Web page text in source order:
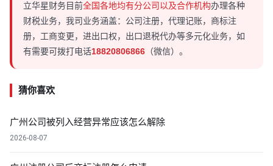
立华星财务目前全国各地均有分公司以及合作机构办理各种
财税业务，我司业务涵盖：公司注册，代理记账，商标注
册，工商变更，进出口权，出口退税代办等多元化业务，如
有需要可拨打电话18820806866 （微信）。
猜你喜欢
广州公司被列入经营异常应该怎么解除
2026-08-07